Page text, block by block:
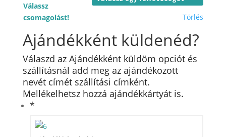
Válassz
csomagolást!
Törlés
Ajándékként küldenéd?
Válaszd az Ajándékként küldöm opciót és
szállításnál add meg az ajándékozott
nevét címét szállítási címként.
Mellékelhetsz hozzá ajándékkártyát is.
*